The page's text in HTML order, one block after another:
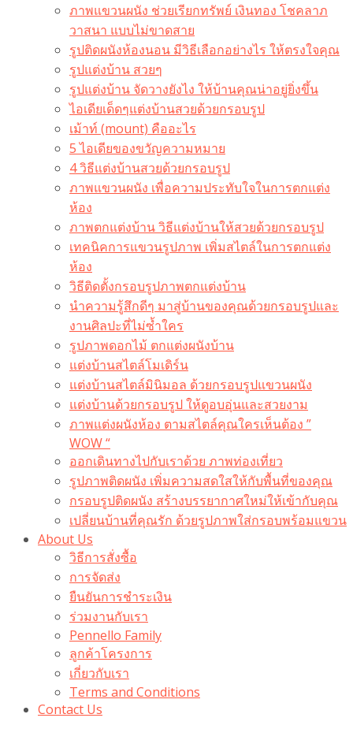
ภาพแขวนผนัง ช่วยเรียกทรัพย์ เงินทอง โชคลาภ
วาสนา แบบไม่ขาดสาย
รูปติดผนังห้องนอน มีวิธีเลือกอย่างไร ให้ตรงใจคุณ
รูปแต่งบ้าน สวยๆ
รูปแต่งบ้าน จัดวางยังไง ให้บ้านคุณน่าอยู่ยิ่งขึ้น
ไอเดียเด็ดๆแต่งบ้านสวยด้วยกรอบรูป
เม้าท์ (mount) คืออะไร​
5 ไอเดียของขวัญความหมาย
4 วิธีแต่งบ้านสวยด้วยกรอบรูป
ภาพแขวนผนัง เพื่อความประทับใจในการตกแต่ง
ห้อง
ภาพตกแต่งบ้าน วิธีแต่งบ้านให้สวยด้วยกรอบรูป
เทคนิคการแขวนรูปภาพ เพิ่มสไตล์ในการตกแต่ง
ห้อง
วิธีติดตั้งกรอบรูปภาพตกแต่งบ้าน
นำความรู้สึกดีๆ มาสู่บ้านของคุณด้วยกรอบรูปและ
งานศิลปะที่ไม่ซ้ำใคร
รูปภาพดอกไม้ ตกแต่งผนังบ้าน
แต่งบ้านสไตล์โมเดิร์น
แต่งบ้านสไตล์มินิมอล ด้วยกรอบรูปแขวนผนัง
แต่งบ้านด้วยกรอบรูป ให้ดูอบอุ่นและสวยงาม
ภาพแต่งผนังห้อง ตามสไตล์คุณใครเห็นต้อง ”
WOW “
ออกเดินทางไปกับเราด้วย ภาพท่องเที่ยว
รูปภาพติดผนัง เพิ่มความสดใสให้กับพื้นที่ของคุณ
กรอบรูปติดผนัง สร้างบรรยากาศใหม่ให้เข้ากับคุณ
เปลี่ยนบ้านที่คุณรัก ด้วยรูปภาพใส่กรอบพร้อมแขวน​
About Us
วิธีการสั่งซื้อ
การจัดส่ง
ยืนยันการชำระเงิน
ร่วมงานกับเรา
Pennello Family
ลูกค้าโครงการ
เกี่ยวกับเรา
Terms and Conditions
Contact Us